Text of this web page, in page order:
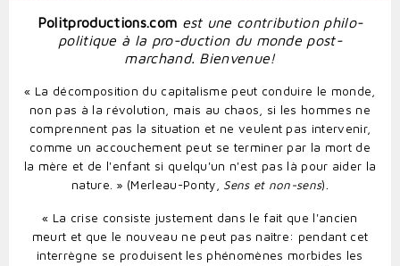
Politproductions.com est une contribution philo-
politique à la pro-duction du monde post-
marchand. Bienvenue!
« La décomposition du capitalisme peut conduire le monde,
non pas à la révolution, mais au chaos, si les hommes ne
comprennent pas la situation et ne veulent pas intervenir,
comme un accouchement peut se terminer par la mort de
la mère et de l'enfant si quelqu'un n'est pas là pour aider la
nature. » (Merleau-Ponty, Sens et non-sens)
« La crise consiste justement dans le fait que l'ancien
meurt et que le nouveau ne peut pas naître: pendant cet
interrègne se produisent les phénomènes morbides les